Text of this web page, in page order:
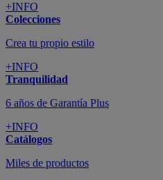
+INFO
Colecciones
Crea tu propio estilo
+INFO
Tranquilidad
6 años de Garantía Plus
+INFO
Catálogos
Miles de productos